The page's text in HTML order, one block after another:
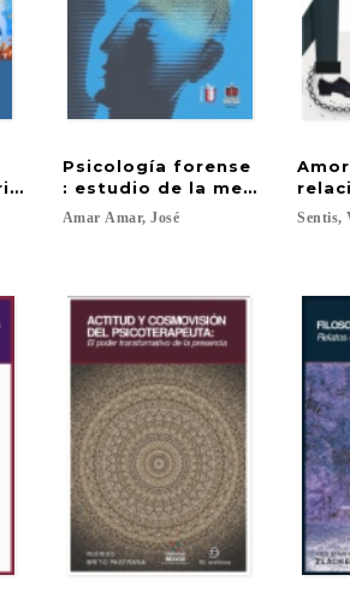
Ensayos de filosofía y
Psicología forense
: estudio de la mente
Amar Amar, José Sentis,